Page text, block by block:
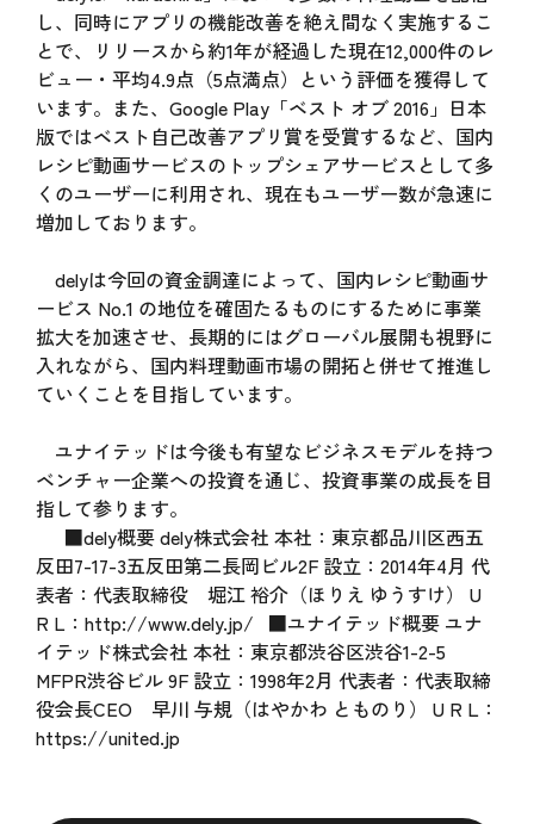
し、同時にアプリの機能改善を絶え間なく実施するこ
とで、リリースから約1年が経過した現在12,000件のレ
ビュー・平均4.9点（5点満点）という評価を獲得して
います。また、Google Play「ベスト オブ 2016」日本
版ではベスト自己改善アプリ賞を受賞するなど、国内
レシピ動画サービスのトップシェアサービスとして多
くのユーザーに利用され、現在もユーザー数が急速に
増加しております。
delyは今回の資金調達によって、国内レシピ動画サ
ービス No.1 の地位を確固たるものにするために事業
拡大を加速させ、長期的にはグローバル展開も視野に
入れながら、国内料理動画市場の開拓と併せて推進し
ていくことを目指しています。
ユナイテッドは今後も有望なビジネスモデルを持つ
ベンチャー企業への投資を通じ、投資事業の成長を目
指して参ります。
■dely概要 dely株式会社 本社：東京都品川区西五
反田7-17-3五反田第二長岡ビル2F 設立：2014年4月 代
表者：代表取締役 堀江 裕介（ほりえ ゆうすけ） U
R L： http://www.dely.jp/ ■ユナイテッド概要 ユナ
イテッド株式会社 本社：東京都渋谷区渋谷1-2-5
MFPR渋谷ビル 9F 設立：1998年2月 代表者：代表取締
役会長CEO 早川 与規（はやかわ とものり） U R L：
https://united.jp